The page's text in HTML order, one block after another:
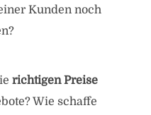
Kunden noch
richtigen Preise
Wie schaffe